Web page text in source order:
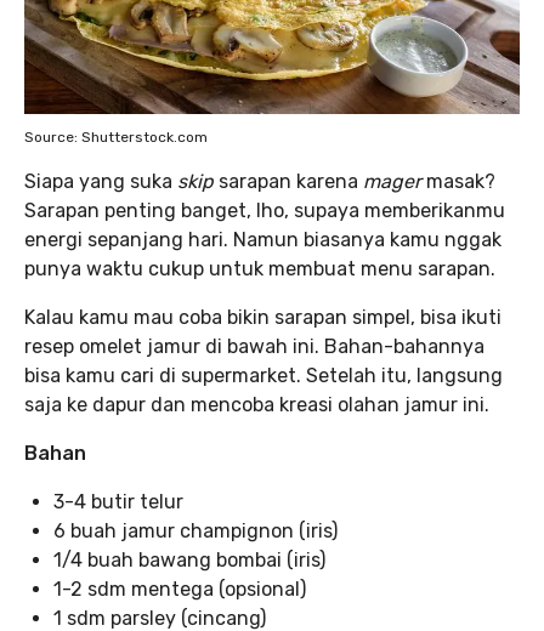
Source: Shutterstock.com
Siapa yang suka skip sarapan karena magermasak?
Sarapan penting banget, lho, supaya memberikanmu
energi sepanjang hari. Namun biasanya kamu nggak
punya waktu cukup untuk membuat menu sarapan.
Kalau kamu mau coba bikin sarapan simpel, bisa ikuti
resep omelet jamur di bawah ini. Bahan-bahannya
bisa kamu cari di supermarket. Setelah itu, langsung
saja ke dapur dan mencoba kreasi olahan jamur ini.
Bahan
3-4 butir telur
6 buah jamur champignon (iris)
1/4 buah bawang bombai (iris)
1-2 sdm mentega (opsional)
1 sdm parsley (cincang)